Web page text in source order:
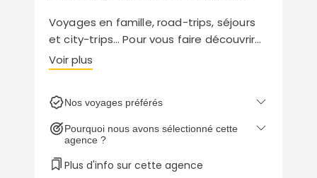
Voyages en famille, road-trips, séjours
et city-trips… Pour vous faire découvrir
l’Islande, la vraie !, un conseiller
spécialiste de la destination émaille
et de pépites authentiques.
Voir plus
Nos voyages préférés
Pourquoi nous avons sélectionné cette
agence ?
Plus d'info sur cette agence